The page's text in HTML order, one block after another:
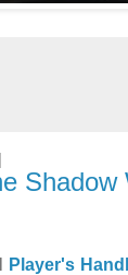
Shadow
Player's